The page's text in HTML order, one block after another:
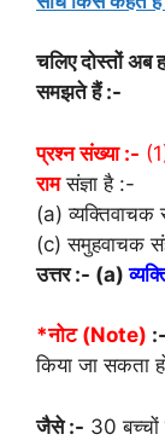
चलिए दोस्तों अब
समझते हैं :-
प्रश्न संख्या :-
रामसंज्ञा है :-
(a)
(c) समुहवाचक
उत्तर :- (a)
*नोट (Note) :-
किया जा सकता
जैसे :- 30 बच्चों